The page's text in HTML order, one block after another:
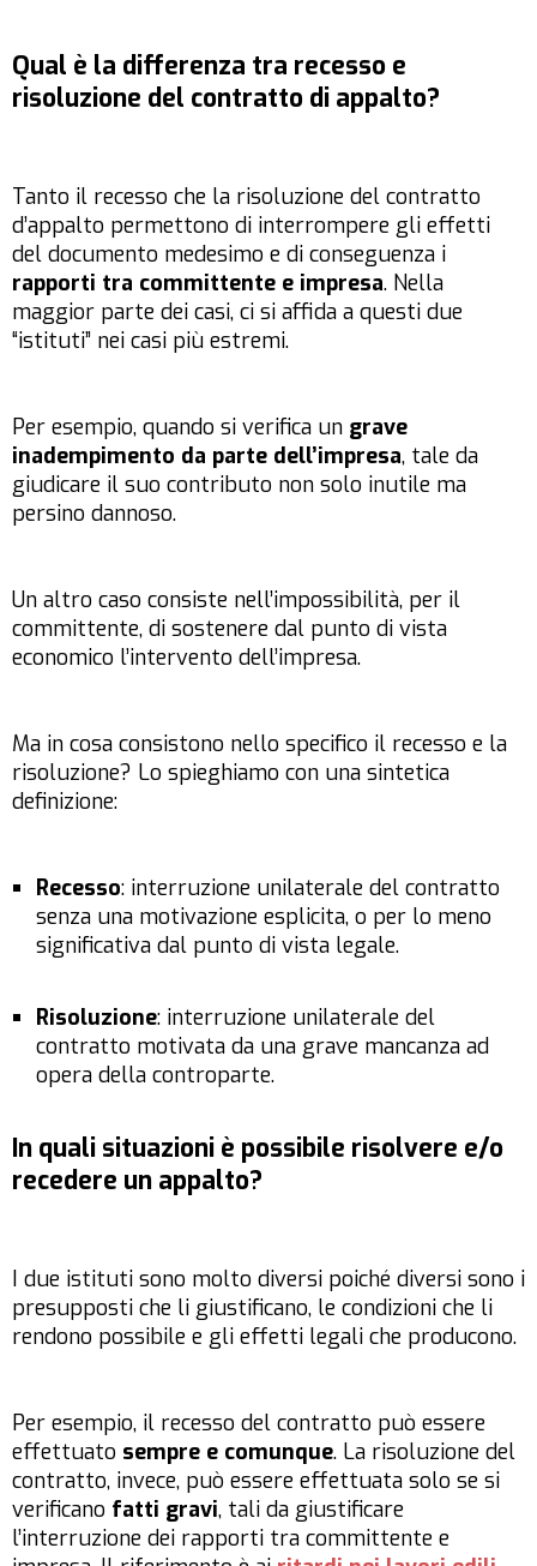
Qual è la differenza tra recesso e
risoluzione del contratto di appalto?
Tanto il recesso che la risoluzione del contratto
d’appalto permettono di interrompere gli effetti
del documento medesimo e di conseguenza i
rapporti tra committente e impresa. Nella
maggior parte dei casi, ci si affida a questi due
“istituti” nei casi più estremi.
Per esempio, quando si verifica un grave
inadempimento da parte dell’impresa, tale da
giudicare il suo contributo non solo inutile ma
persino dannoso.
Un altro caso consiste nell’impossibilità, per il
committente, di sostenere dal punto di vista
economico l’intervento dell’impresa.
Ma in cosa consistono nello specifico il recesso e la
risoluzione? Lo spieghiamo con una sintetica
definizione:
Recesso: interruzione unilaterale del contratto
senza una motivazione esplicita, o per lo meno
significativa dal punto di vista legale.
Risoluzione: interruzione unilaterale del
contratto motivata da una grave mancanza ad
opera della controparte.
In quali situazioni è possibile risolvere e/o
recedere un appalto?
I due istituti sono molto diversi poiché diversi sono i
presupposti che li giustificano, le condizioni che li
rendono possibile e gli effetti legali che producono.
Per esempio, il recesso del contratto può essere
effettuato sempre e comunque. La risoluzione del
contratto, invece, può essere effettuata solo se si
verificano fatti gravi, tali da giustificare
l’interruzione dei rapporti tra committente e